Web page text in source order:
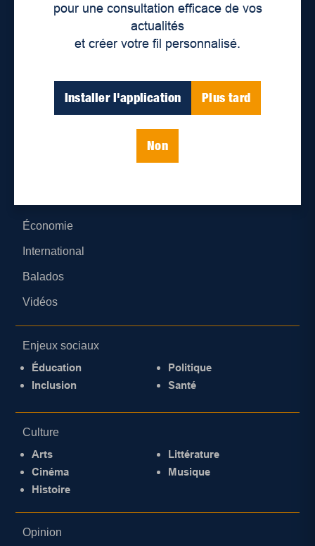
pour une consultation efficace de vos
actualités
et créer votre fil personnalisé.
Installer l'application Plus tard
Non
Lieux de distribution
Économie
International
Balados
Vidéos
Enjeux sociaux
Éducation
Inclusion
Politique
Santé
Culture
Arts
Cinéma
Histoire
Littérature
Musique
Opinion